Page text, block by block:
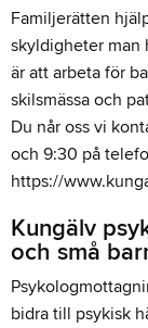
Familjerätten
skyldigheter man
är att arbeta för
skilsmässa och
Du når oss vi
och 9:30 på
https://
Kungälv
och små
bidra till psykisk